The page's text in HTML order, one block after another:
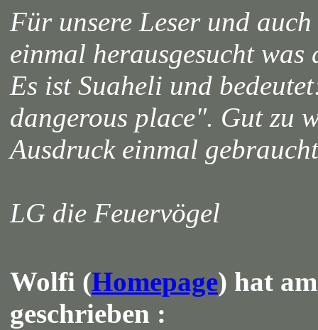
Für unsere Leser und
einmal herausgesucht
Es ist Suaheli und
dangerous place". Gut zu
Ausdruck einmal
LG die Feuervögel
Wolfi (Homepage) hat
geschrieben :